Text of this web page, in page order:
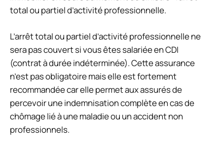
total ou partiel d’activité professionnelle.
L’arrêt total ou partiel d’activité professionnelle ne
sera pas couvert si vous êtes salariée en CDI
(contrat à durée indéterminée). Cette assurance
n’est pas obligatoire mais elle est fortement
recommandée car elle permet aux assurés de
percevoir une indemnisation complète en cas de
chômage lié à une maladie ou un accident non
professionnels.